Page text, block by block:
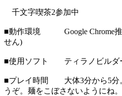
千文字喫茶2参加中
■動作環境 Google Chrome推
せん)
■使用ソフト ティラノビルダ
■プレイ時間 大体3分から5分
うぞ。麺をこぼさないようにね。